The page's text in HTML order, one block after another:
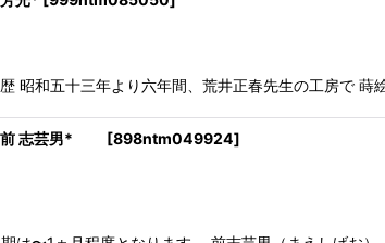
和五十三年より六年間、荒井正春先生の工房で 蒔
前 志芸男* [898ntm049924]